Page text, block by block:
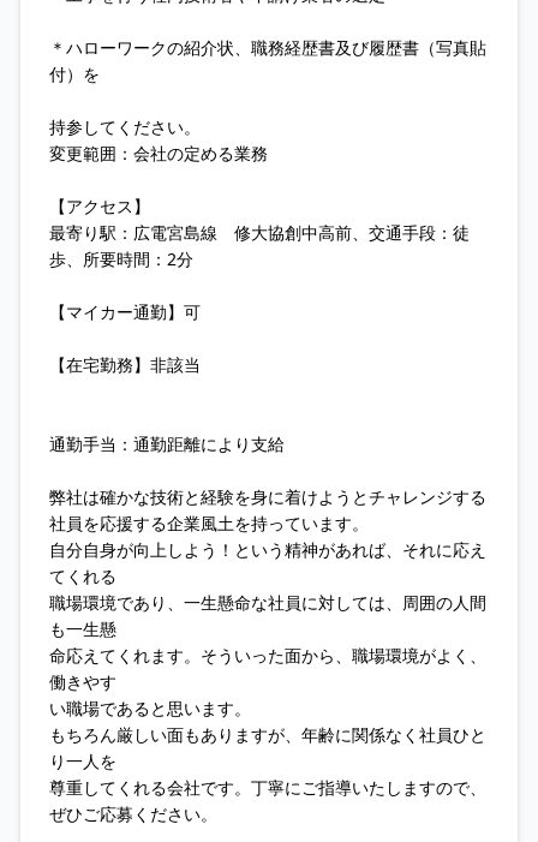
＊ハローワークの紹介状、職務経歴書及び履歴書（写真貼
付）を
持参してください。
変更範囲：会社の定める業務
【アクセス】
最寄り駅：広電宮島線 修大協創中高前、交通手段：徒
歩、所要時間：2分
【マイカー通勤】可
【在宅勤務】非該当
通勤手当：通勤距離により支給
弊社は確かな技術と経験を身に着けようとチャレンジする
社員を応援する企業風土を持っています。
自分自身が向上しよう！という精神があれば、それに応え
てくれる
職場環境であり、一生懸命な社員に対しては、周囲の人間
も一生懸
命応えてくれます。そういった面から、職場環境がよく、
働きやす
い職場であると思います。
もちろん厳しい面もありますが、年齢に関係なく社員ひと
り一人を
尊重してくれる会社です。丁寧にご指導いたしますので、
ぜひご応募ください。